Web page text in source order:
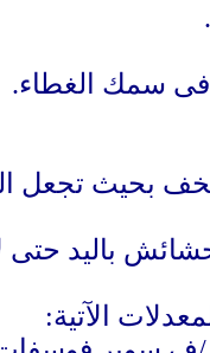
فى سمك الغطاء.
باليد حتى
الآتية: